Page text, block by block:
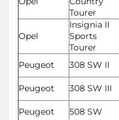
Tourer
Opel
Insignia II
Sports
Tourer
Peugeot
308 SW II
Peugeot
308 SW III
Peugeot
508 SW